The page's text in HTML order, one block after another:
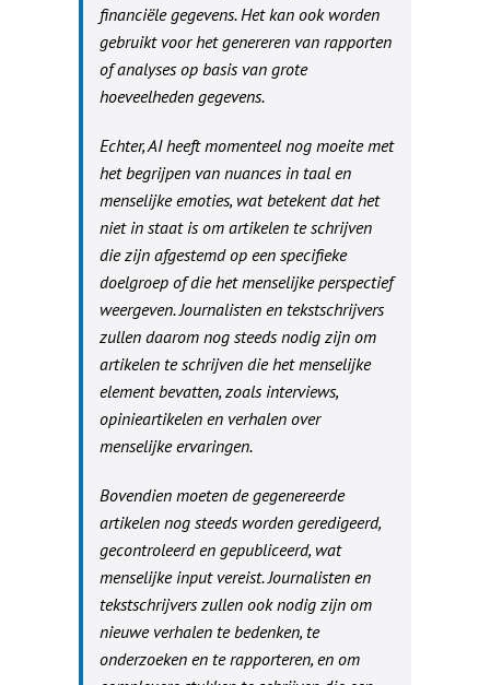
financiële gegevens. Het kan ook worden
gebruikt voor het genereren van rapporten
of analyses op basis van grote
hoeveelheden gegevens.
Echter, AI heeft momenteel nog moeite met
het begrijpen van nuances in taal en
menselijke emoties, wat betekent dat het
niet in staat is om artikelen te schrijven
die zijn afgestemd op een specifieke
doelgroep of die het menselijke perspectief
weergeven. Journalisten en tekstschrijvers
zullen daarom nog steeds nodig zijn om
artikelen te schrijven die het menselijke
element bevatten, zoals interviews,
opinieartikelen en verhalen over
menselijke ervaringen.
Bovendien moeten de gegenereerde
artikelen nog steeds worden geredigeerd,
gecontroleerd en gepubliceerd, wat
menselijke input vereist. Journalisten en
tekstschrijvers zullen ook nodig zijn om
nieuwe verhalen te bedenken, te
onderzoeken en te rapporteren, en om